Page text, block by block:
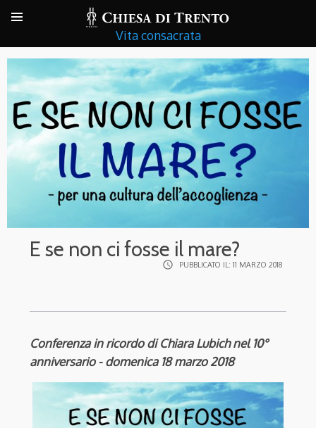
Vita consacrata
E se non ci fosse il mare?
access_time PUBBLICATO IL: 11 MARZO 2018
Conferenza in ricordo di Chiara Lubich nel 10°
anniversario - domenica 18 marzo 2018